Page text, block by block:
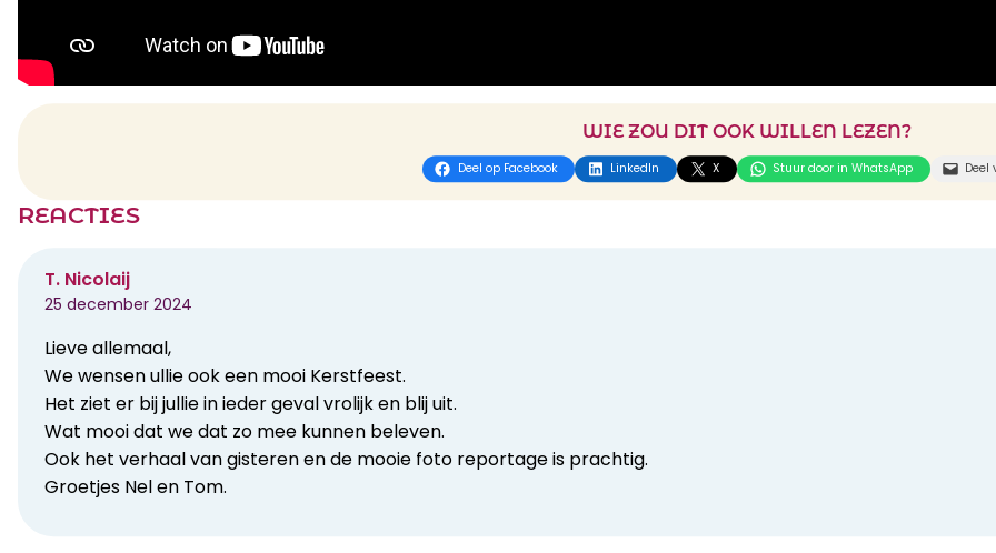
WIE ZOU DIT OOK WILLEN LEZEN?
Deel op Facebook LinkedIn X Stuur door in WhatsApp Deel
REACTIES
T. Nicolaij
25 december 2024
Lieve allemaal,
We wensen ullie ook een mooi Kerstfeest.
Het ziet er bij jullie in ieder geval vrolijk en blij uit.
Wat mooi dat we dat zo mee kunnen beleven.
Ook het verhaal van gisteren en de mooie foto reportage is prachtig.
Groetjes Nel en Tom.